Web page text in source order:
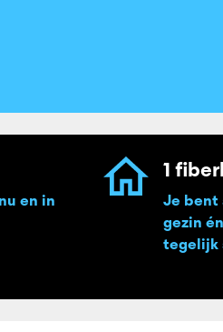
en in
1
Je bent
gezin
tegelijk